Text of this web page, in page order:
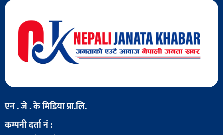
एन . जे . के मिडिया प्रा.लि.
कम्पनी दर्ता नं :